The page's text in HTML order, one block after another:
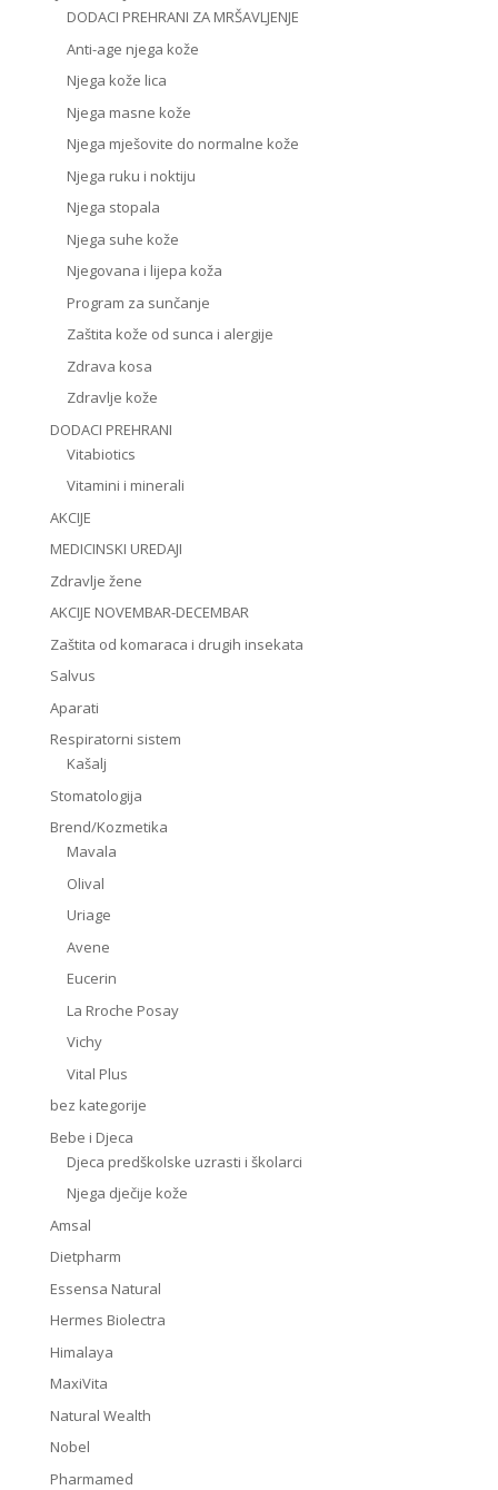
DODACI PREHRANI ZA MRŠAVLJENJE
Anti-age njega kože
Njega kože lica
Njega masne kože
Njega mješovite do normalne kože
Njega ruku i noktiju
Njega stopala
Njega suhe kože
Njegovana i lijepa koža
Program za sunčanje
Zaštita kože od sunca i alergije
Zdrava kosa
Zdravlje kože
DODACI PREHRANI
Vitabiotics
Vitamini i minerali
AKCIJE
MEDICINSKI UREDAJI
Zdravlje žene
AKCIJE NOVEMBAR-DECEMBAR
Zaštita od komaraca i drugih insekata
Salvus
Aparati
Respiratorni sistem
Kašalj
Stomatologija
Brend/Kozmetika
Mavala
Olival
Uriage
Avene
Eucerin
La Rroche Posay
Vichy
Vital Plus
bez kategorije
Bebe i Djeca
Djeca predškolske uzrasti i školarci
Njega dječije kože
Amsal
Dietpharm
Essensa Natural
Hermes Biolectra
Himalaya
MaxiVita
Natural Wealth
Nobel
Pharmamed